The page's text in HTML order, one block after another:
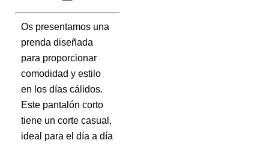
Os presentamos una
prenda diseñada
para proporcionar
comodidad y estilo
en los días cálidos.
Este pantalón corto
tiene un corte casual,
ideal para el día a día